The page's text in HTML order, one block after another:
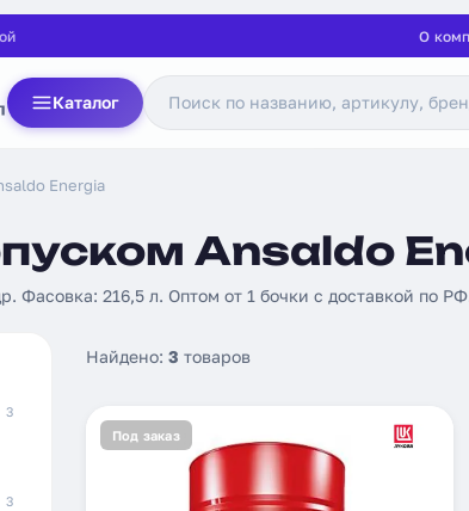
О
Каталог
Energia
Ansaldo
Фасовка: 216,5 л. Оптом от 1 бочки с доставкой по
3
3
Найдено: 3 товаров
Под заказ